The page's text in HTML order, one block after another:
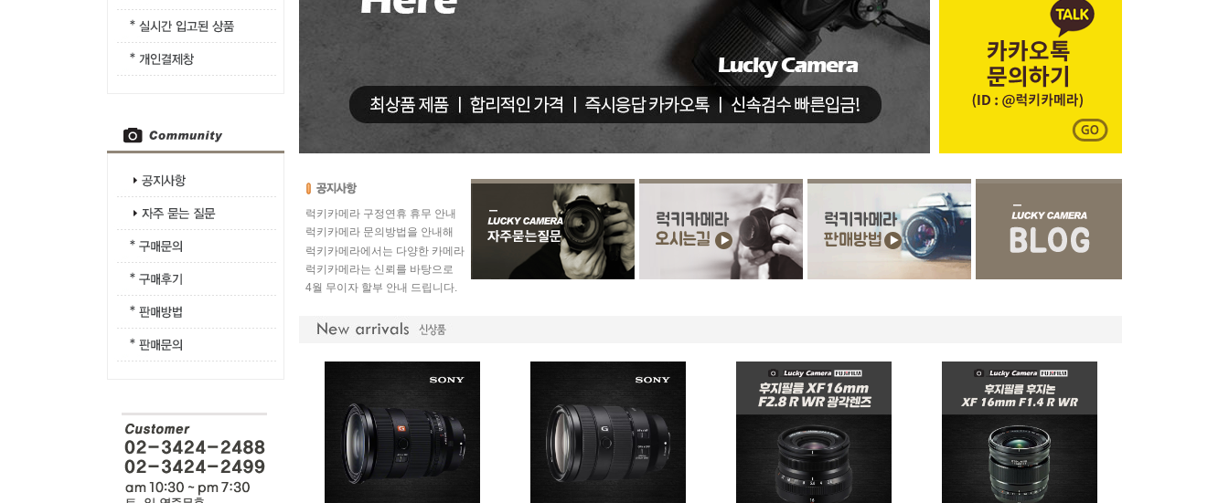
럭키카메라 구정연휴 휴무 안내
럭키카메라 문의방법을 안내해
럭키카메라에서는 다양한 카메라
럭키카메라는 신뢰를 바탕으로
4월 무이자 할부 안내 드립니다.